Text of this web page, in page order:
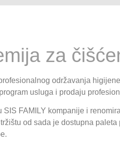
za
održavanja
usluga i prodaju
FAMILY kompanije i
od sada je dostupna